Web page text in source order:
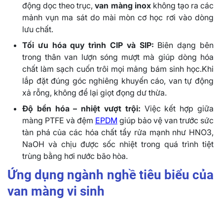
động dọc theo trục,van màng inoxkhông tạo ra các
mảnh vụn ma sát do mài mòn cơ học rơi vào dòng
lưu chất.
Tối ưu hóa quy trình CIP và SIP: Biên dạng bên
trong thân van lượn sóng mượt mà giúp dòng hóa
chất làm sạch cuốn trôi mọi mảng bám sinh học.Khi
lắp đặt đúng góc nghiêng khuyến cáo, van tự động
xả rỗng, không để lại giọt đọng dư thừa.
Độ bền hóa – nhiệt vượt trội: Việc kết hợp giữa
màng PTFE và đệm EPDM giúp bảo vệ van trước sức
tàn phá của các hóa chất tẩy rửa mạnh như HNO3,
NaOH và chịu được sốc nhiệt trong quá trình tiệt
trùng bằng hơi nước bão hòa.
Ứng dụng ngành nghề tiêu biểu của
van màng vi sinh